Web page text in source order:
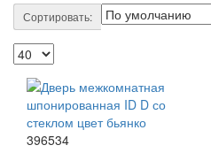
Сортировать:
396534